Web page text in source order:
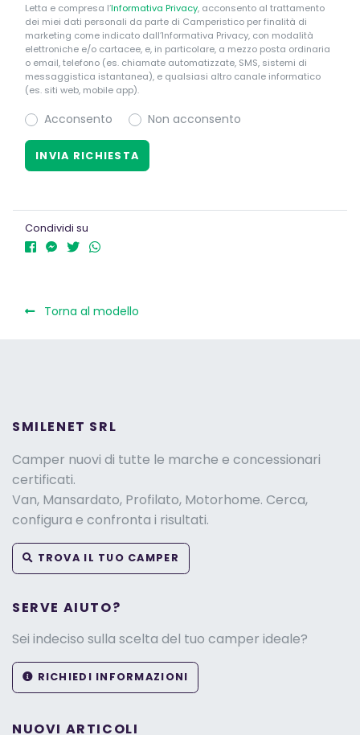
Letta e compresa l’Informativa Privacy, acconsento al trattamento
dei miei dati personali da parte di Camperistico per finalità di
marketing come indicato dall’Informativa Privacy, con modalità
elettroniche e/o cartacee, e, in particolare, a mezzo posta ordinaria
o email, telefono (es. chiamate automatizzate, SMS, sistemi di
messaggistica istantanea), e qualsiasi altro canale informatico
(es. siti web, mobile app).
Acconsento Non acconsento
Condividi su
Torna al modello
SMILENET SRL
Camper nuovi di tutte le marche e concessionari
certificati.
Van, Mansardato, Profilato, Motorhome. Cerca,
configura e confronta i risultati.
TROVA IL TUO CAMPER
SERVE AIUTO?
Sei indeciso sulla scelta del tuo camper ideale?
RICHIEDI INFORMAZIONI
NUOVI ARTICOLI